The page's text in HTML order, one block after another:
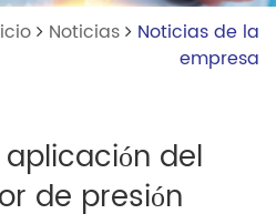
Noticias
Noticias de la
empresa
del
de presión